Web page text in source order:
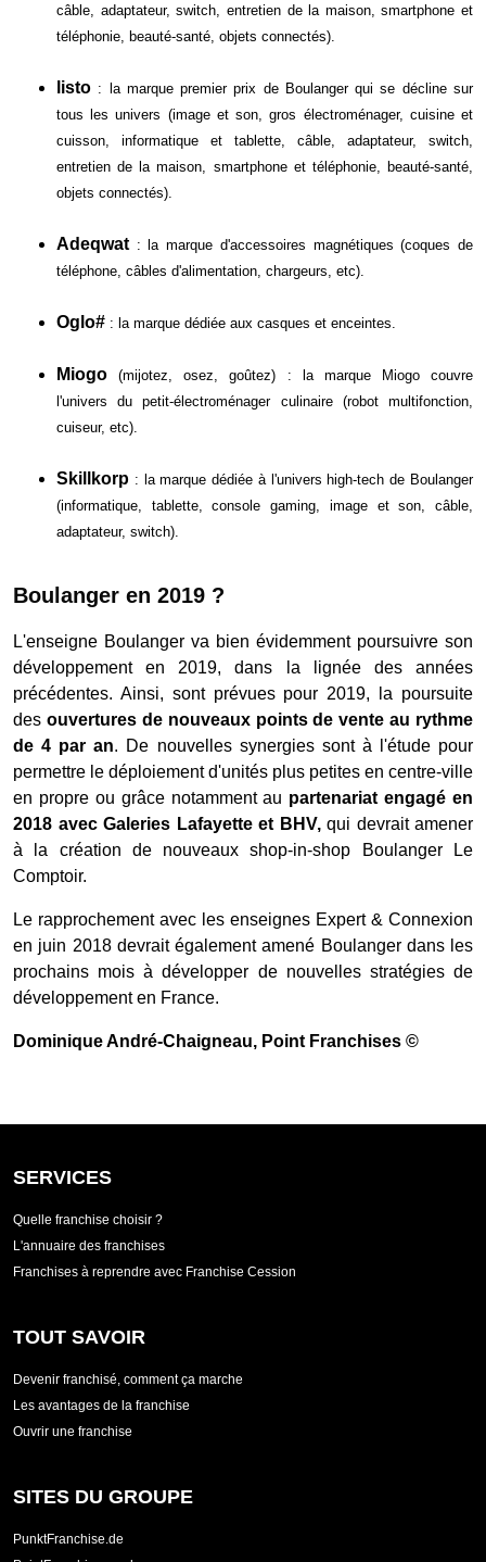
câble, adaptateur, switch, entretien de la maison, smartphone et
téléphonie, beauté-santé, objets connectés).
listo : la marque premier prix de Boulanger qui se décline sur
tous les univers (image et son, gros électroménager, cuisine et
cuisson, informatique et tablette, câble, adaptateur, switch,
entretien de la maison, smartphone et téléphonie, beauté-santé,
objets connectés).
Adeqwat : la marque d'accessoires magnétiques (coques de
téléphone, câbles d'alimentation, chargeurs, etc).
Oglo# : la marque dédiée aux casques et enceintes.
Miogo (mijotez, osez, goûtez) : la marque Miogo couvre
l'univers du petit-électroménager culinaire (robot multifonction,
cuiseur, etc).
Skillkorp : la marque dédiée à l'univers high-tech de Boulanger
(informatique, tablette, console gaming, image et son, câble,
adaptateur, switch).
Boulanger en 2019 ?
L'enseigne Boulanger va bien évidemment poursuivre son
développement en 2019, dans la lignée des années
précédentes. Ainsi, sont prévues pour 2019, la poursuite
des ouvertures de nouveaux points de vente au rythme
de 4 par an. De nouvelles synergies sont à l'étude pour
permettre le déploiement d'unités plus petites en centre-ville
en propre ou grâce notamment au partenariat engagé en
2018 avec Galeries Lafayette et BHV,qui devrait amener
à la création de nouveaux shop-in-shop Boulanger Le
Comptoir.
Le rapprochement avec les enseignes Expert & Connexion
en juin 2018 devrait également amené Boulanger dans les
prochains mois à développer de nouvelles stratégies de
développement en France.
Dominique André-Chaigneau, Point Franchises ©
SERVICES
Quelle franchise choisir ?
L'annuaire des franchises
Franchises à reprendre avec Franchise Cession
TOUT SAVOIR
Devenir franchisé, comment ça marche
Les avantages de la franchise
Ouvrir une franchise
SITES DU GROUPE
PunktFranchise.de